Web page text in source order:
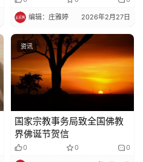
编辑：庄雅婷 2026年2月27日
资讯
国家宗教事务局致全国佛教
界佛诞节贺信
0 0 0